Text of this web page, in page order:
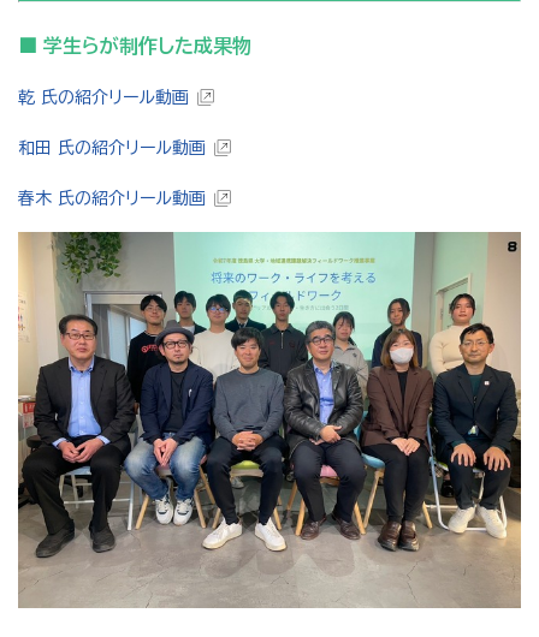
■ 学生らが制作した成果物
乾 氏の紹介リール動画
和田 氏の紹介リール動画
春木 氏の紹介リール動画